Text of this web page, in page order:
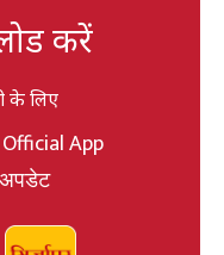
करें
के लिए
App